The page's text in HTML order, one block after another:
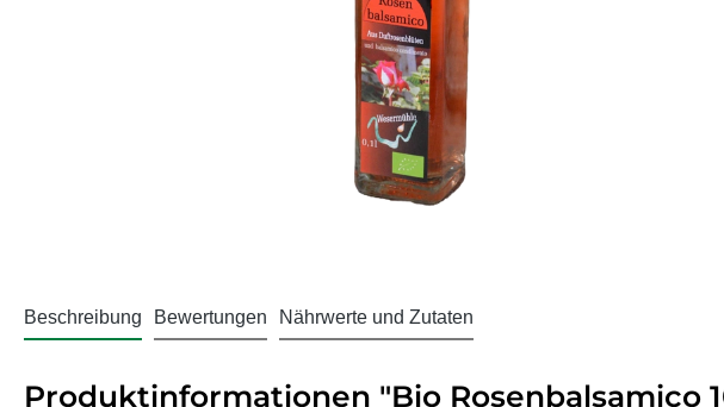
Beschreibung Bewertungen Nährwerte und Zutaten
Produktinformationen "Bio Rosenbalsamico